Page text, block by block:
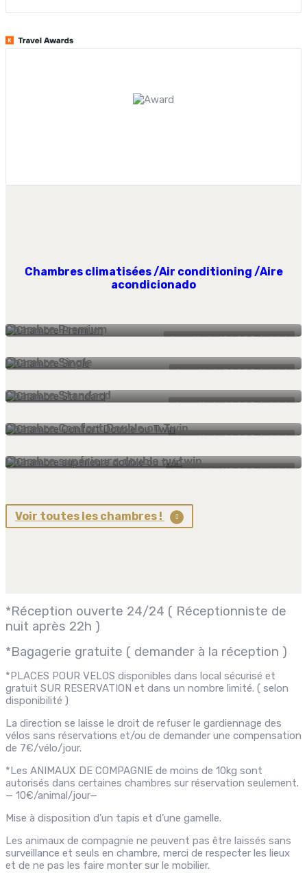
Chambres climatisées /Air conditioning /Aire
acondicionado
à partir de126.00€/ night
Chambre Premium
à partir de79.00€/ night
Chambre Single
à partir de89.00€/ night
Chambre Standard
à partir de99.00€/ night
Chambre Confort Double ou Twin
à partir de115.00€/ night
Chambre supérieure double ou twin
Voir toutes les chambres !
*Réception ouverte 24/24 ( Réceptionniste de
nuit après 22h )
*Bagagerie gratuite ( demander à la réception )
*PLACES POUR VELOS disponibles dans local sécurisé et
gratuit SUR RESERVATION et dans un nombre limité. ( selon
disponibilité )
La direction se laisse le droit de refuser le gardiennage des
vélos sans réservations et/ou de demander une compensation
de 7€/vélo/jour.
*Les ANIMAUX DE COMPAGNIE de moins de 10kg sont
autorisés dans certaines chambres sur réservation seulement.
— 10€/animal/jour—
Mise à disposition d’un tapis et d’une gamelle.
Les animaux de compagnie ne peuvent pas être laissés sans
surveillance et seuls en chambre, merci de respecter les lieux
et de ne pas les faire monter sur le mobilier.